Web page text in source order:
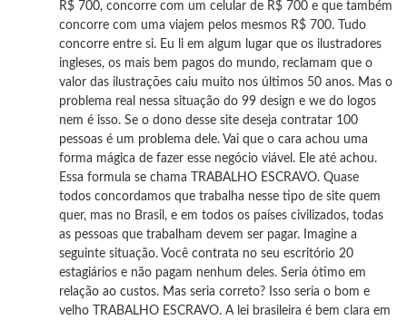
R$ 700, concorre com um celular de R$ 700 e que também
concorre com uma viajem pelos mesmos R$ 700. Tudo
concorre entre si. Eu li em algum lugar que os ilustradores
ingleses, os mais bem pagos do mundo, reclamam que o
valor das ilustrações caiu muito nos últimos 50 anos. Mas o
problema real nessa situação do 99 design e we do logos
nem é isso. Se o dono desse site deseja contratar 100
pessoas é um problema dele. Vai que o cara achou uma
forma mágica de fazer esse negócio viável. Ele até achou.
Essa formula se chama TRABALHO ESCRAVO. Quase
todos concordamos que trabalha nesse tipo de site quem
quer, mas no Brasil, e em todos os países civilizados, todas
as pessoas que trabalham devem ser pagar. Imagine a
seguinte situação. Você contrata no seu escritório 20
estagiários e não pagam nenhum deles. Seria ótimo em
relação ao custos. Mas seria correto? Isso seria o bom e
velho TRABALHO ESCRAVO. A lei brasileira é bem clara em